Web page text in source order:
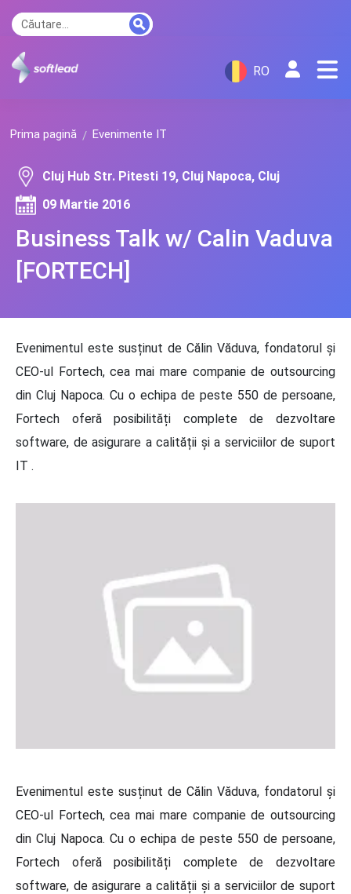
RO
Prima pagină Evenimente IT
Business Talk w/ Calin Vaduva
[FORTECH]
Cluj Hub Str. Pitesti 19, Cluj Napoca, Cluj
09 Martie 2016
Evenimentul este susținut de Călin Văduva, fondatorul și
CEO-ul Fortech, cea mai mare companie de outsourcing
din Cluj Napoca. Cu o echipa de peste 550 de persoane,
Fortech oferă posibilități complete de dezvoltare
software, de asigurare a calității și a serviciilor de suport
IT .
Evenimentul este susținut de Călin Văduva, fondatorul și
CEO-ul Fortech, cea mai mare companie de outsourcing
din Cluj Napoca. Cu o echipa de peste 550 de persoane,
Fortech oferă posibilități complete de dezvoltare
software, de asigurare a calității și a serviciilor de suport